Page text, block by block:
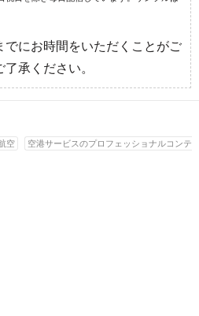
でにお時間をいただくことがご
承ください。
空 空港サービスのプロフェッショナルコンテ